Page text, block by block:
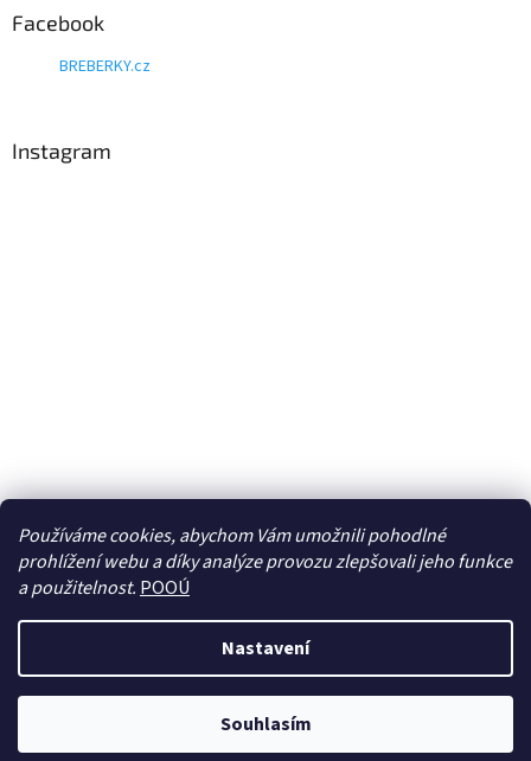
Používáme cookies, abychom Vám umožnili pohodlné
prohlížení webu a díky analýze provozu zlepšovali jeho funkce
a použitelnost. POOÚ
Nastavení
Souhlasím
Facebook
BREBERKY.cz
Instagram
Sledovat na Instagramu
Vytvořil Shoptet
BREBERKY.cz. Všechna práva vyhrazena.